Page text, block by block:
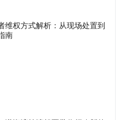
维权方式解析：从现场处置到
南